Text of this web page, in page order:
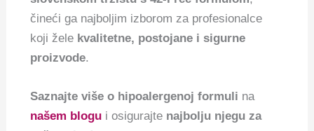
čineći ga najboljim izborom za profesionalce
koji žele kvalitetne, postojane i sigurne
proizvode.
Saznajte više o hipoalergenoj formuli na
našem blogu i osigurajte najbolju njegu za